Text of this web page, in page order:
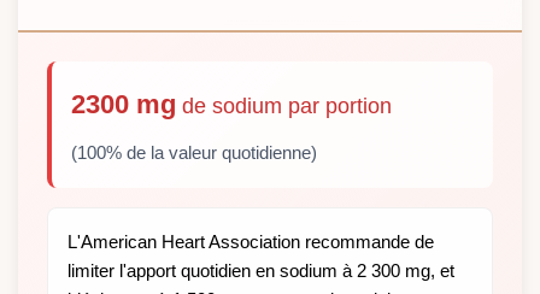
2300 mg de sodium par portion
(100% de la valeur quotidienne)
L'American Heart Association recommande de
limiter l'apport quotidien en sodium à 2 300 mg, et